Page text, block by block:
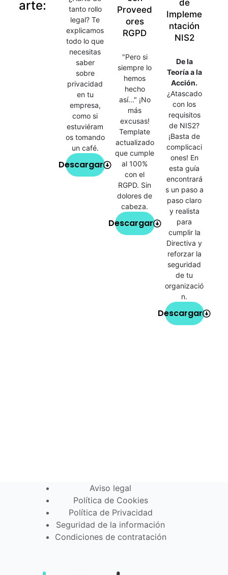
arte:
tanto rollo
legal? Te
explicamos
todo lo que
necesitas
saber
sobre
privacidad
en tu
empresa,
como si
estuviéram
os tomando
un café.
Descargar
Proveed
ores
RGPD
"Pero si
siempre lo
hemos
hecho
así..." ¡No
más
excusas!
Template
actualizado
que cumple
al 100%
con el
RGPD. Sin
dolores de
cabeza.
Descargar
de
Impleme
ntación
NIS2
De la
Teoría a la
Acción.
¿Atascado
con los
requisitos
de NIS2?
¡Basta de
complicaci
ones! En
esta guía
encontrará
s un paso a
paso claro
y realista
para
cumplir la
Directiva y
reforzar la
seguridad
de tu
organizació
n.
Descargar
Aviso legal
Política de Cookies
Política de Privacidad
Seguridad de la información
Condiciones de contratación